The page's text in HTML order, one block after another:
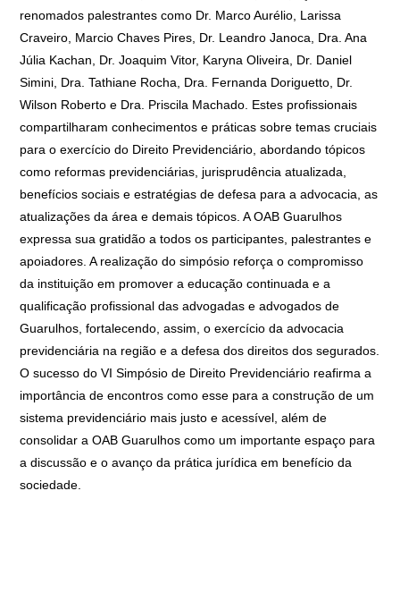
renomados palestrantes como Dr. Marco Aurélio, Larissa
Craveiro, Marcio Chaves Pires, Dr. Leandro Janoca, Dra. Ana
Júlia Kachan, Dr. Joaquim Vitor, Karyna Oliveira, Dr. Daniel
Simini, Dra. Tathiane Rocha, Dra. Fernanda Doriguetto, Dr.
Wilson Roberto e Dra. Priscila Machado. Estes profissionais
compartilharam conhecimentos e práticas sobre temas cruciais
para o exercício do Direito Previdenciário, abordando tópicos
como reformas previdenciárias, jurisprudência atualizada,
benefícios sociais e estratégias de defesa para a advocacia, as
atualizações da área e demais tópicos. A OAB Guarulhos
expressa sua gratidão a todos os participantes, palestrantes e
apoiadores. A realização do simpósio reforça o compromisso
da instituição em promover a educação continuada e a
qualificação profissional das advogadas e advogados de
Guarulhos, fortalecendo, assim, o exercício da advocacia
previdenciária na região e a defesa dos direitos dos segurados.
O sucesso do VI Simpósio de Direito Previdenciário reafirma a
importância de encontros como esse para a construção de um
sistema previdenciário mais justo e acessível, além de
consolidar a OAB Guarulhos como um importante espaço para
a discussão e o avanço da prática jurídica em benefício da
sociedade.